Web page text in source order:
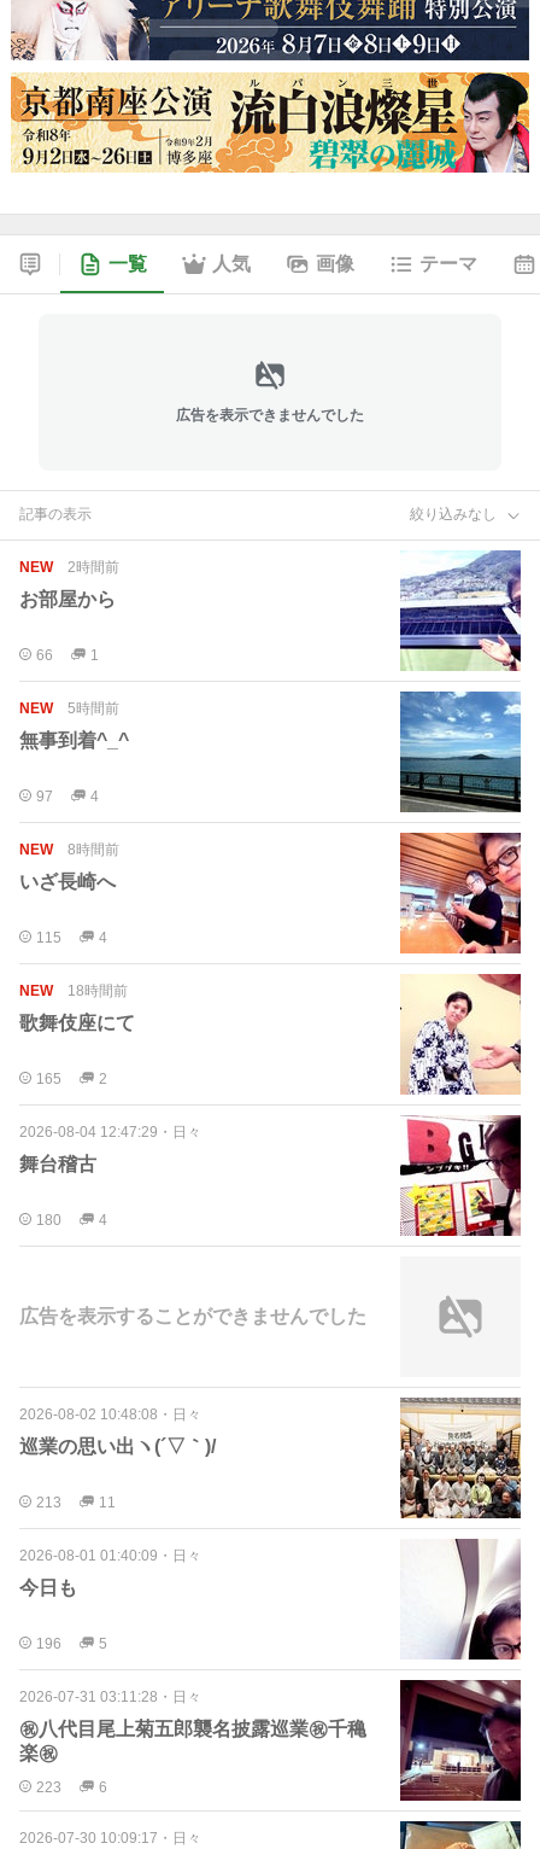
一覧 人気 画像 テーマ
広告を表示できませんでした
記事の表示 絞り込みなし
NEW 2時間前
お部屋から
66 1
NEW 5時間前
無事到着^_^
97 4
NEW 8時間前
いざ長崎へ
115 4
NEW 18時間前
歌舞伎座にて
165 2
2026-08-04 12:47:29 ・ 日々
舞台稽古
180 4
広告を表示することができませんでした
2026-08-02 10:48:08 ・ 日々
巡業の思い出ヽ(´▽｀)/
213 11
2026-08-01 01:40:09 ・ 日々
今日も
196 5
2026-07-31 03:11:28 ・ 日々
㊗️八代目尾上菊五郎襲名披露巡業㊗️千穐
楽㊗️
223 6
2026-07-30 10:09:17 ・ 日々